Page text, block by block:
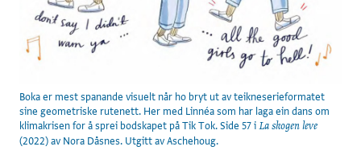
Boka er mest spanande visuelt når ho bryt ut av teikneserieformatet
sine geometriske rutenett. Her med Linnéa som har laga ein dans om
klimakrisen for å sprei bodskapet på Tik Tok. Side 57 i La skogen leve
(2022) av Nora Dåsnes. Utgitt av Aschehoug.